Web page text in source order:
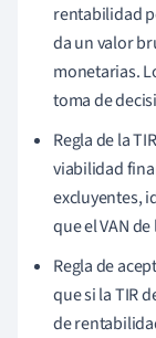
rentabilidad
da un valor
monetarias.
toma de
Regla de la
viabilidad
excluyentes,
que el VAN
Regla de
que si la TIR
de